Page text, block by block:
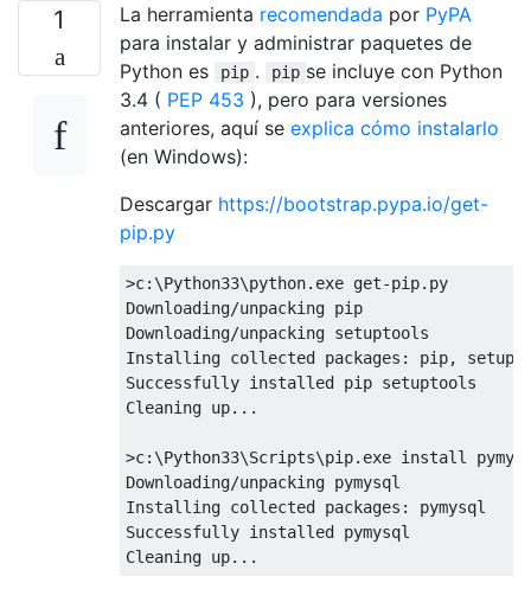
1 La herramienta recomendada por PyPA
para instalar y administrar paquetes de
Python es
pip . pip se incluye con Python
3.4 ( PEP 453 ), pero para versiones
anteriores, aquí se explica cómo instalarlo
(en Windows):
Descargar https://bootstrap.pypa.io/get-
pip.py
>c: \Python33\python. exe get-pip.
Downloading/
Downloading/
Installing collected packages : pip,
Successfully
Cleaning up...
>c: \Python33\Scripts\pip.
Downloading/
Installing collected packages :
Successfully
Cleaning up...